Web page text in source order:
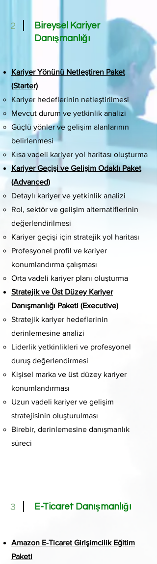
2
Bireysel Kariyer
Danışmanlığı
Kariyer Yönünü Netleştiren Paket
(Starter)
Kariyer hedeflerinin netleştirilmesi
Mevcut durum ve yetkinlik analizi
Güçlü yönler ve gelişim alanlarının
belirlenmesi
Kısa vadeli kariyer yol haritası oluşturma
Kariyer Geçişi ve Gelişim Odaklı Paket
(Advanced)
Detaylı kariyer ve yetkinlik analizi
Rol, sektör ve gelişim alternatiflerinin
değerlendirilmesi
Kariyer geçişi için stratejik yol haritası
Profesyonel profil ve kariyer
konumlandırma çalışması
Orta vadeli kariyer planı oluşturma
Stratejik ve Üst Düzey Kariyer
Danışmanlığı Paketi (Executive)
Stratejik kariyer hedeflerinin
derinlemesine analizi
Liderlik yetkinlikleri ve profesyonel
duruş değerlendirmesi
Kişisel marka ve üst düzey kariyer
konumlandırması
Uzun vadeli kariyer ve gelişim
stratejisinin oluşturulması
Birebir, derinlemesine danışmanlık
süreci
3 E-Ticaret Danışmanlığı
Amazon E-Ticaret Girişimcilik Eğitim
Paketi